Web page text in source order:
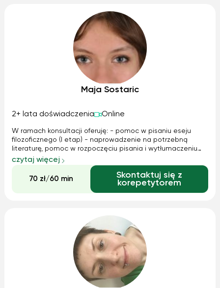
Maja Sostaric
2+ lata doświadczenia Online
W ramach konsultacji oferuję: - pomoc w pisaniu eseju
filozoficznego (l etap) - naprowadzenie na potrzebną
literaturę, pomoc w rozpoczęciu pisania i wytłumaczeniu
jak esej filozoficzny powinien wyglądać, redakcja
tworzonego przez Ciebie tekstu na bieżąco (zakres
matura/olimpiada filozoficzna) - do...
czytaj więcej
70 zł/60 min
Skontaktuj się z
korepetytorem